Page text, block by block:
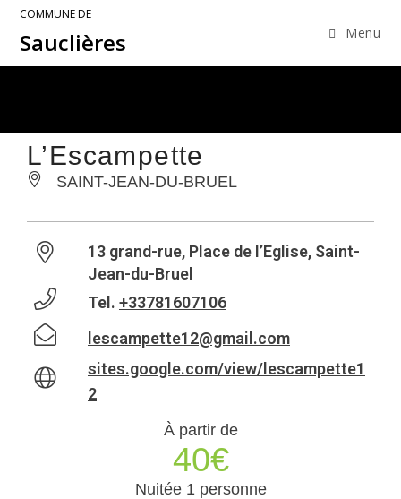
COMMUNE DE
Sauclières Menu
L’Escampette
SAINT-JEAN-DU-BRUEL
13 grand-rue, Place de l’Eglise, Saint-
Jean-du-Bruel
Tel. +33781607106
lescampette12@gmail.com
sites.google.com/view/lescampette1
2
À partir de
40€
Nuitée 1 personne